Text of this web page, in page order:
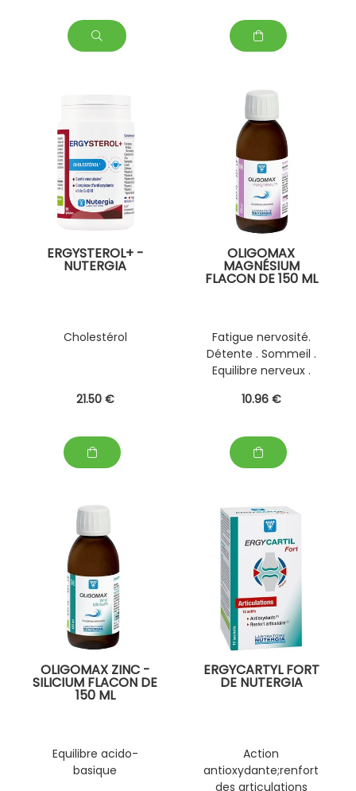
ERGYSTEROL+ -
NUTERGIA
Cholestérol
21.50 €
OLIGOMAX
MAGNÉSIUM
FLACON DE 150 ML
Fatigue nervosité.
Détente . Sommeil .
Equilibre nerveux .
10.96 €
OLIGOMAX ZINC -
SILICIUM FLACON DE
150 ML
Equilibre acido-
basique
ERGYCARTYL FORT
DE NUTERGIA
Action
antioxydante;renfort
des articulations